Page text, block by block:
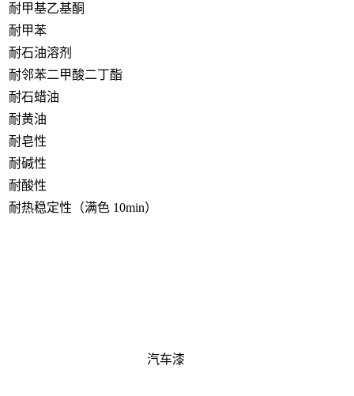
耐甲基乙基酮
耐甲苯
耐石油溶剂
耐邻苯二甲酸二丁酯
耐石蜡油
耐黄油
耐皂性
耐碱性
耐酸性
耐热稳定性（满色 10min）
汽车漆